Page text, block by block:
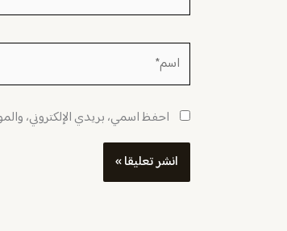
اسم*
احفظ اسمي، بريدي الإلكتروني،